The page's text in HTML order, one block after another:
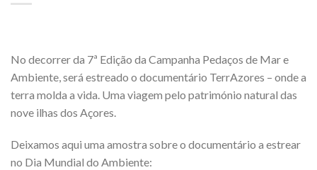
No decorrer da 7ª Edição da Campanha Pedaços de Mar e
Ambiente, será estreado o documentário TerrAzores – onde a
terra molda a vida. Uma viagem pelo património natural das
nove ilhas dos Açores.
Deixamos aqui uma amostra sobre o documentário a estrear
no Dia Mundial do Ambiente: